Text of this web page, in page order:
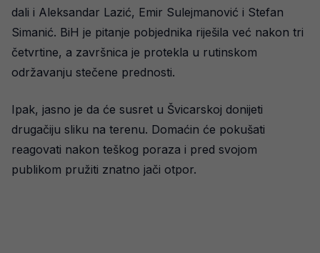
dali i Aleksandar Lazić, Emir Sulejmanović i Stefan
Simanić. BiH je pitanje pobjednika riješila već nakon tri
četvrtine, a završnica je protekla u rutinskom
održavanju stečene prednosti.
Ipak, jasno je da će susret u Švicarskoj donijeti
drugačiju sliku na terenu. Domaćin će pokušati
reagovati nakon teškog poraza i pred svojom
publikom pružiti znatno jači otpor.